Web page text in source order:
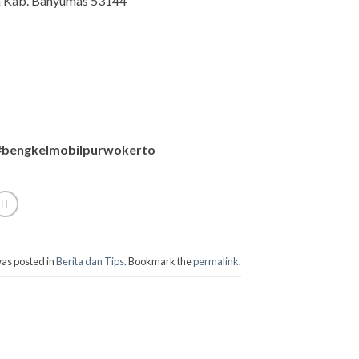
posted inBerita dan Tips. Bookmark thepermalink.